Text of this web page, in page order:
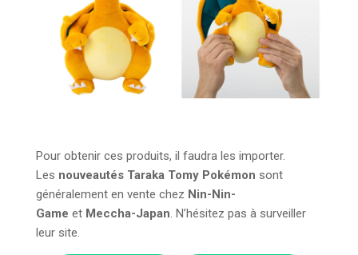
Pour obtenir ces produits, il faudra les importer.
Les nouveautés Taraka Tomy Pokémon sont
généralement en vente chez Nin-Nin-
Game et Meccha-Japan. N’hésitez pas à surveiller
leur site.